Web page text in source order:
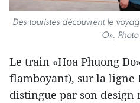
Des touristes découvrent le
O».
Le train «Hoa Phuong
flamboyant), sur la ligne
distingue par son design